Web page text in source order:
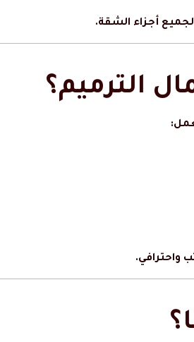
أجزاء الشقة.
الترميم؟
واحترافي.